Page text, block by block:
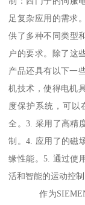
足复杂应用的需求
供了多种不同类型
户的要求。除了这
产品还具有以下一
机技术，使得电机
度保护系统，可以
全。3. 采用了高精
制。4. 应用了的磁
缘性能。5. 通过使
活和智能的运动控
作为SIEMENS